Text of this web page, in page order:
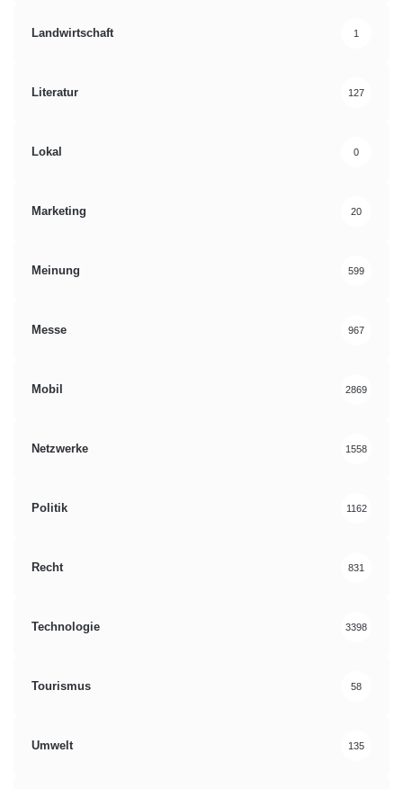
Landwirtschaft 1
Literatur 127
Lokal 0
Marketing 20
Meinung 599
Messe 967
Mobil 2869
Netzwerke 1558
Politik 1162
Recht 831
Technologie 3398
Tourismus 58
Umwelt 135